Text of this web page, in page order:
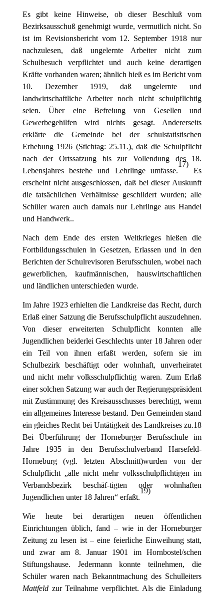
Es gibt keine Hinweise, ob dieser Beschluß vom
Bezirksausschuß genehmigt wurde, vermutlich nicht. So
ist im Revisionsbericht vom 12. September 1918 nur
nachzulesen, daß ungelernte Arbeiter nicht zum
Schulbesuch verpflichtet und auch keine derartigen
Kräfte vorhanden waren; ähnlich hieß es im Bericht vom
10. Dezember 1919, daß ungelernte und
landwirtschaftliche Arbeiter noch nicht schulpflichtig
seien. Über eine Befreiung von Gesellen und
Gewerbegehilfen wird nichts gesagt. Andererseits
erklärte die Gemeinde bei der schulstatistischen
Erhebung 1926 (Stichtag: 25.11.), daß die Schulpflicht
nach der Ortssatzung bis zur Vollendung des 18.
Lebensjahres bestehe und Lehrlinge umfasse.
17)
Es
erscheint nicht ausgeschlossen, daß bei dieser Auskunft
die tatsächlichen Verhältnisse geschildert wurden; alle
Schüler waren auch damals nur Lehrlinge aus Handel
und Handwerk..
Nach dem Ende des ersten Weltkrieges hießen die
Fortbildungsschulen in Gesetzen, Erlassen und in den
Berichten der Schulrevisoren Berufsschulen, wobei nach
gewerblichen, kaufmännischen, hauswirtschaftlichen
und ländlichen unterschieden wurde.
Im Jahre 1923 erhielten die Landkreise das Recht, durch
Erlaß einer Satzung die Berufsschulpflicht auszudehnen.
Von dieser erweiterten Schulpflicht konnten alle
Jugendlichen beiderlei Geschlechts unter 18 Jahren oder
ein Teil von ihnen erfaßt werden, sofern sie im
Schulbezirk beschäftigt oder wohnhaft, unverheiratet
und nicht mehr volksschulpflichtig waren. Zum Erlaß
einer solchen Satzung war auch der Regierungspräsident
mit Zustimmung des Kreisausschusses berechtigt, wenn
ein allgemeines Interesse bestand. Den Gemeinden stand
ein gleiches Recht bei Untätigkeit des Landkreises zu.18
Bei Überführung der Horneburger Berufsschule im
Jahre 1935 in den Berufsschulverband Harsefeld-
Horneburg (vgl. letzten Abschnitt)wurden von der
Schulpflicht „alle nicht mehr volksschulpflichtigen im
Verbandsbezirk beschäf-tigten oder wohnhaften
Jugendlichen unter 18 Jahren“ erfaßt.
19)
Wie heute bei derartigen neuen öffentlichen
Einrichtungen üblich, fand – wie in der Horneburger
Zeitung zu lesen ist – eine feierliche Einweihung statt,
und zwar am 8. Januar 1901 im Hornbostel/schen
Stiftungshause. Jedermann konnte teilnehmen, die
Schüler waren nach Bekanntmachung des Schulleiters
Mattfeldzur Teilnahme verpflichtet. Als die Einladung